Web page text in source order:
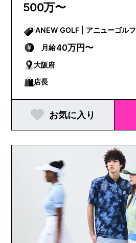
500万〜
ANEW GOLF | アニューゴルフ
月給40万円〜
大阪府
店長
お気に入り